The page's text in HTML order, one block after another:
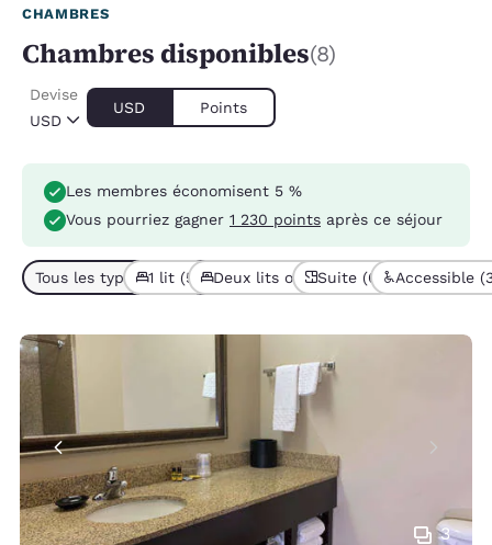
CHAMBRES
Chambres disponibles(8)
USD
Devise
USD Points
Les membres économisent 5 %
Vous pourriez gagner 1 230 points après ce séjour
Tous les types de chambres (8)
1 lit (5) Deux lits ou plus (3)
Suite (6) Accessible
3